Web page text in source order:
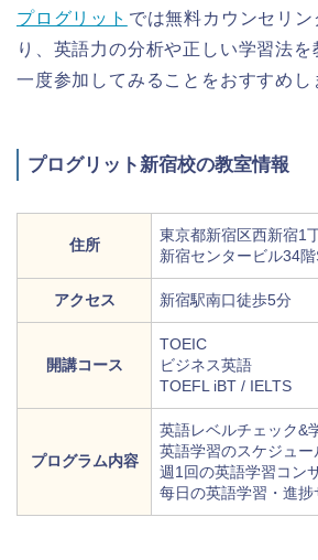
プログリット では無料カウンセリ
り、英語力の分析や正しい学習法
一度参加してみることをおすすめし
プログリット新宿校の教室情報
住所
東京都新宿区西新宿1
新宿センタービル34
アクセス 新宿駅南口徒歩5分
開講コース
TOEIC
ビジネス英語
TOEFL iBT / IELTS
プログラム内容
英語レベルチェック&
英語学習のスケジュー
週1回の英語学習コン
每日の英語学習・進捗